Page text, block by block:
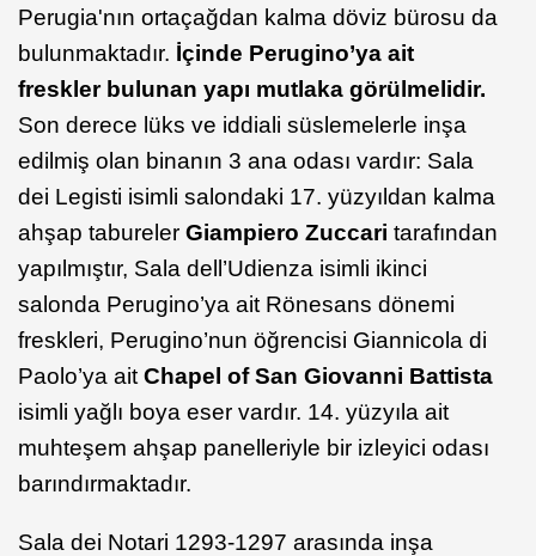
Perugia'nın ortaçağdan kalma döviz bürosu da
bulunmaktadır. İçinde Perugino’ya ait
freskler bulunan yapı mutlaka görülmelidir.
Son derece lüks ve iddiali süslemelerle inşa
edilmiş olan binanın 3 ana odası vardır: Sala
dei Legisti isimli salondaki 17. yüzyıldan kalma
ahşap tabureler Giampiero Zuccari tarafından
yapılmıştır, Sala dell’Udienza isimli ikinci
salonda Perugino’ya ait Rönesans dönemi
freskleri, Perugino’nun öğrencisi Giannicola di
Paolo’ya ait Chapel of San Giovanni Battista
isimli yağlı boya eser vardır. 14. yüzyıla ait
muhteşem ahşap panelleriyle bir izleyici odası
barındırmaktadır.
Sala dei Notari 1293-1297 arasında inşa